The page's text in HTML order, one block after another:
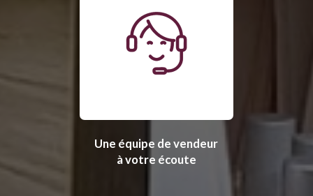
Une équipe de vendeur
à votre écoute